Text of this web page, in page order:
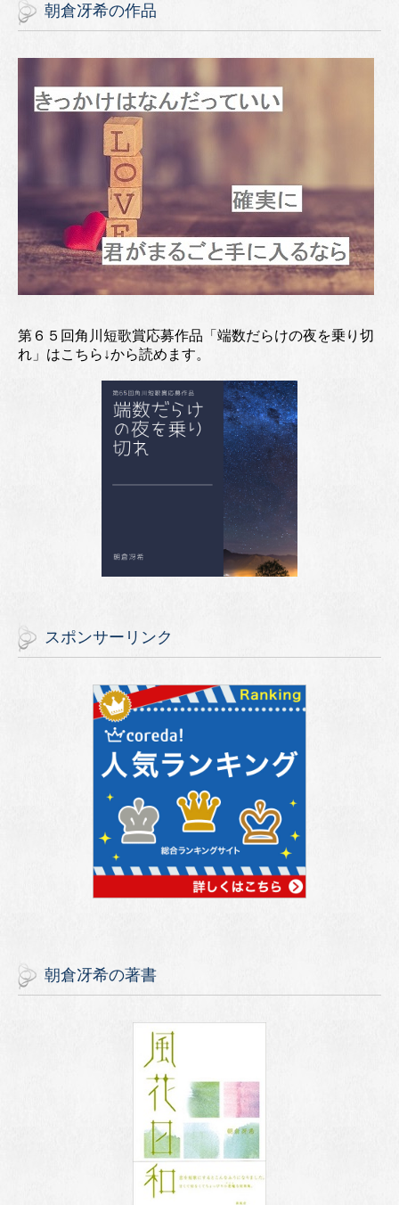
朝倉冴希の作品
第６５回角川短歌賞応募作品「端数だらけの夜を乗り切
れ」はこちら↓から読めます。
スポンサーリンク
朝倉冴希の著書